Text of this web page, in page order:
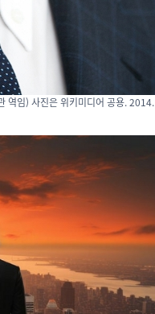
임) 사진은 위키미디어 공용. 2014.